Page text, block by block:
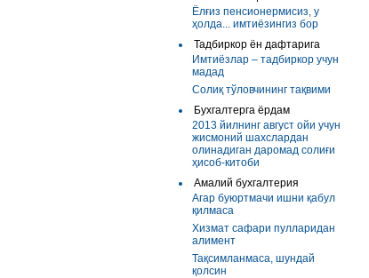
Ёлғиз пенсионермисиз, у
ҳолда... имтиёзингиз бор
Тадбиркор ён дафтарига
Имтиёзлар – тадбиркор учун
мадад
Солиқ тўловчининг тақвими
Бухгалтерга ёрдам
2013 йилнинг август ойи учун
жисмоний шахслардан
олинадиган даромад солиғи
ҳисоб-китоби
Амалий бухгалтерия
Агар буюртмачи ишни қабул
қилмаса
Хизмат сафари пулларидан
алимент
Тақсимланмаса, шундай
қолсин